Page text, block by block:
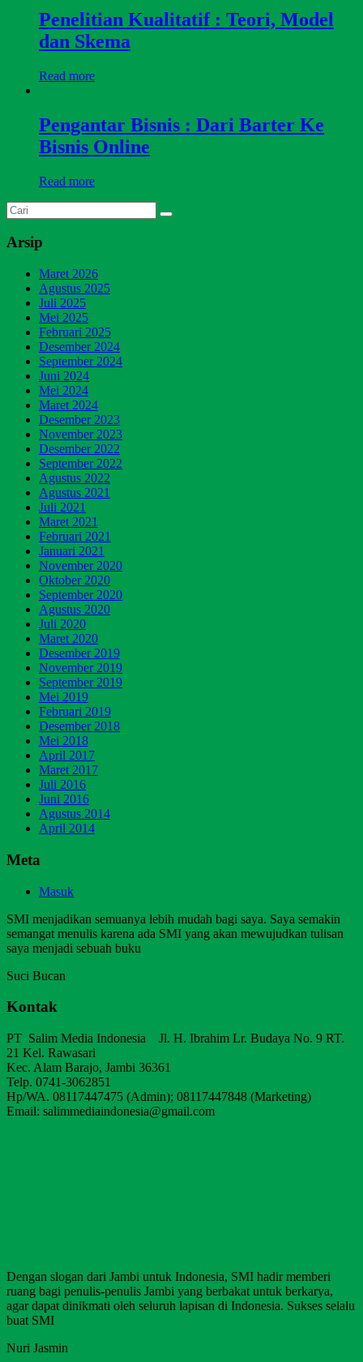
Penelitian Kualitatif : Teori, Model
dan Skema
Read more
Pengantar Bisnis : Dari Barter Ke
Bisnis Online
Read more
Arsip
Maret 2026
Agustus 2025
Juli 2025
Mei 2025
Februari 2025
Desember 2024
September 2024
Juni 2024
Mei 2024
Maret 2024
Desember 2023
November 2023
Desember 2022
September 2022
Agustus 2022
Agustus 2021
Juli 2021
Maret 2021
Februari 2021
Januari 2021
November 2020
Oktober 2020
September 2020
Agustus 2020
Juli 2020
Maret 2020
Desember 2019
November 2019
September 2019
Mei 2019
Februari 2019
Desember 2018
Mei 2018
April 2017
Maret 2017
Juli 2016
Juni 2016
Agustus 2014
April 2014
Meta
Masuk
SMI menjadikan semuanya lebih mudah bagi saya. Saya semakin
semangat menulis karena ada SMI yang akan mewujudkan tulisan
saya menjadi sebuah buku
Suci Bucan
Kontak
PT Salim Media Indonesia Jl. H. Ibrahim Lr. Budaya No. 9 RT.
21 Kel. Rawasari
Kec. Alam Barajo, Jambi 36361
Telp. 0741-3062851
Hp/WA. 08117447475 (Admin); 08117447848 (Marketing)
Email: salimmediaindonesia@gmail.com
Dengan slogan dari Jambi untuk Indonesia, SMI hadir memberi
ruang bagi penulis-penulis Jambi yang berbakat untuk berkarya,
agar dapat dinikmati oleh seluruh lapisan di Indonesia. Sukses selalu
buat SMI
Nuri Jasmin